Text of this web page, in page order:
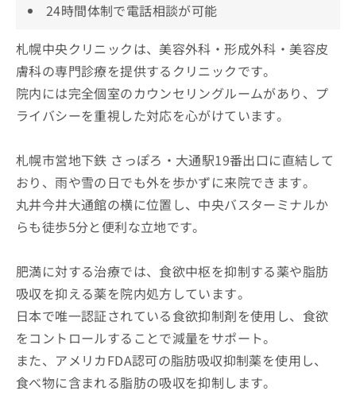
24時間体制で電話相談が可能
札幌中央クリニックは、美容外科・形成外科・美容皮
膚科の専門診療を提供するクリニックです。
院内には完全個室のカウンセリングルームがあり、プ
ライバシーを重視した対応を心がけています。
札幌市営地下鉄 さっぽろ・大通駅19番出口に直結して
おり、雨や雪の日でも外を歩かずに来院できます。
丸井今井大通館の横に位置し、中央バスターミナルか
らも徒歩5分と便利な立地です。
肥満に対する治療では、食欲中枢を抑制する薬や脂肪
吸収を抑える薬を院内処方しています。
日本で唯一認証されている食欲抑制剤を使用し、食欲
をコントロールすることで減量をサポート。
また、アメリカFDA認可の脂肪吸収抑制薬を使用し、
食べ物に含まれる脂肪の吸収を抑制します。